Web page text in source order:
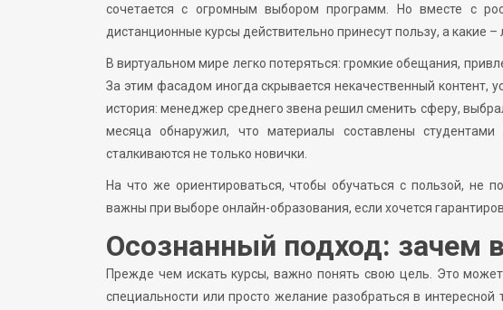
сочетается с огромным выбором программ. Но вместе с
дистанционные курсы действительно принесут пользу, а какие
В виртуальном мире легко потеряться: громкие обещания,
За этим фасадом иногда скрывается некачественный
история: менеджер среднего звена решил сменить сферу,
месяца обнаружил, что материалы составлены
сталкиваются не только новички.
На что же ориентироваться, чтобы обучаться с пользой, не
важны при выборе онлайн-образования, если хочется
Осознанный подход: зачем
Прежде чем искать курсы, важно понять свою цель. Это
специальности или просто желание разобраться в